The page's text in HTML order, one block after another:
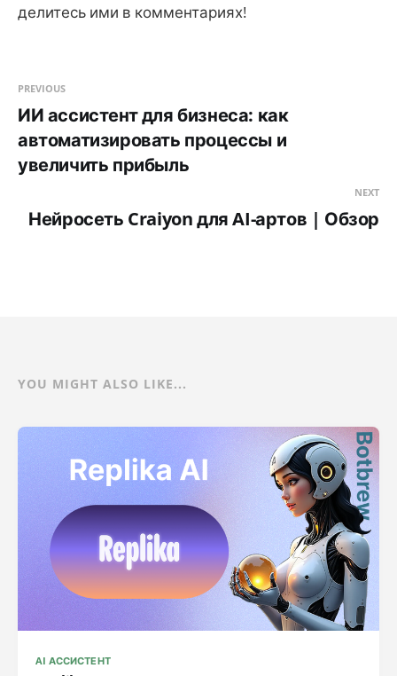
делитесь ими в комментариях!
PREVIOUS
ИИ ассистент для бизнеса: как
автоматизировать процессы и
увеличить прибыль
NEXT
Нейросеть Craiyon для AI-артов | Обзор
YOU MIGHT ALSO LIKE...
AI АССИСТЕНТ